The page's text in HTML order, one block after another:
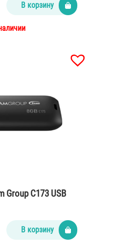
В корзину
Group C173 USB
В корзину